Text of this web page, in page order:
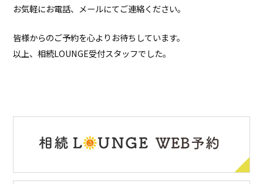
お気軽にお電話、メールにてご連絡ください。
皆様からのご予約を心よりお待ちしています。
以上、相続LOUNGE受付スタッフでした。